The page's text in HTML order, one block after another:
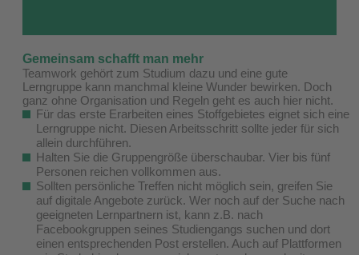
Gemeinsam schafft man mehr
Teamwork gehört zum Studium dazu und eine gute
Lerngruppe kann manchmal kleine Wunder bewirken. Doch
ganz ohne Organisation und Regeln geht es auch hier nicht.
Für das erste Erarbeiten eines Stoffgebietes eignet sich eine
Lerngruppe nicht. Diesen Arbeitsschritt sollte jeder für sich
allein durchführen.
Halten Sie die Gruppengröße überschaubar. Vier bis fünf
Personen reichen vollkommen aus.
Sollten persönliche Treffen nicht möglich sein, greifen Sie
auf digitale Angebote zurück. Wer noch auf der Suche nach
geeigneten Lernpartnern ist, kann z.B. nach
Facebookgruppen seines Studiengangs suchen und dort
einen entsprechenden Post erstellen. Auch auf Plattformen